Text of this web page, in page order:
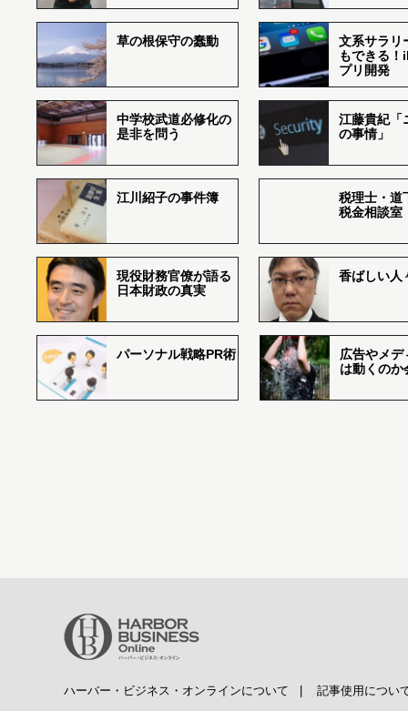
草の根保守の蠢動
文系サラリ
もできる
プリ開発
中学校武道必修化の
是非を問う
江藤貴紀「
の事情」
江川紹子の事件簿
税理士・道
税金相談室
現役財務官僚が語る
日本財政の真実
香ばしい
パーソナル戦略PR術
広告やメデ
は動くのか
ハーバー・ビジネス・オンラインについて 記事使用につい